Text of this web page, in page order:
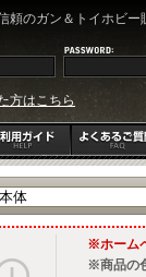
頼のガン＆トイホビー
方はこちら
ホーム
商品の